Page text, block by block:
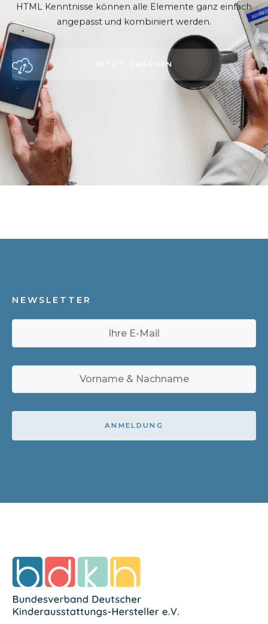
HTML Kenntnisse können alle Elemente ganz einfach
angepasst und kombiniert werden.
JETZT ANSEHEN
NEWSLETTER
ANMELDUNG